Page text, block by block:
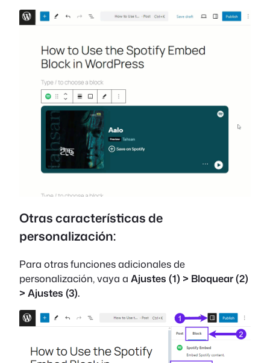
Otras características de
personalización:
Para otras funciones adicionales de
personalización, vaya a Ajustes (1) > Bloquear (2)
> Ajustes (3).